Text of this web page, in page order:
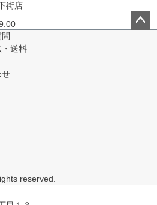
街店
のためクローズ）
先
ア 札幌 ル・トロワ店
送料
せ
reserved.